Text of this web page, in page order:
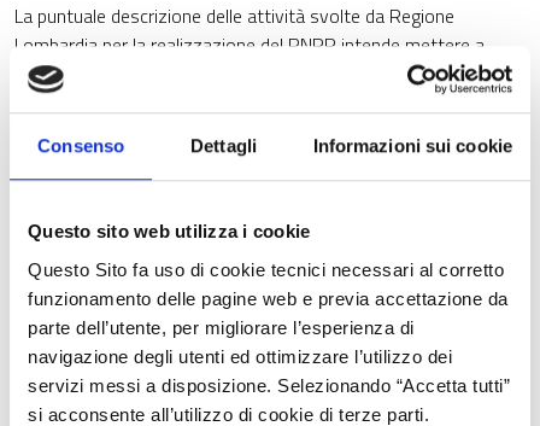
Consenso Dettagli Informazioni sui cookie
Questo sito web utilizza i cookie
Questo Sito fa uso di cookie tecnici necessari al corretto
funzionamento delle pagine web e previa accettazione da
parte dell’utente, per migliorare l’esperienza di
navigazione degli utenti ed ottimizzare l’utilizzo dei
servizi messi a disposizione. Selezionando “Accetta tutti”
si acconsente all’utilizzo di cookie di terze parti.
La puntuale descrizione delle attività svolte da Regione
Lombardia per la realizzazione del PNRR intende mettere a
disposizione della Giunta, del Consiglio regionale, degli
stakeholder del territorio, dei cittadini e di tutti i soggetti
interessati dagli investimenti, uno strumento di valutazione e
verifica degli avanzamenti che porteranno a conseguire gli
obiettivi del Piano. La Relazione costituisce uno strumento di
accountability che si iscrive nella prospettiva di piena
trasparenza dell’operato regionale, in più modi perseguito
dall’inizio della legislatura.
Alcuni risultati raggiunti al 30 aprile 2026:
· Prima regione nella realizzazione delleciclovie turistiche
260 km di rete ciclabile entro giugno 2026